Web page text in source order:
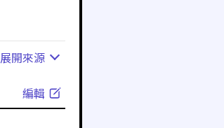
展開來源
編輯